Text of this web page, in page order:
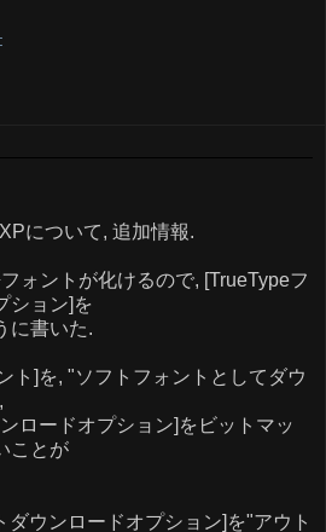
について, 追加情報.
ォントが化けるので, [TrueTypeフ
ション]を
に書いた.
ト]を, "ソフトフォントとしてダウ
ロードオプション]をビットマッ
ことが
ダウンロードオプション]を"アウト